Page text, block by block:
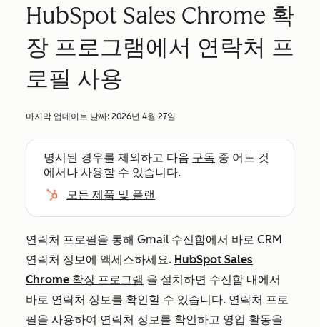
HubSpot Sales Chrome 확
장 프로그램에서 연락처 프
로필 사용
마지막 업데이트 날짜: 2026년 4월 27일
명시된 경우를 제외하고 다음 구독 중 어느 것
에서나 사용할 수 있습니다.
모든 제품 및 플랜
연락처 프로필을 통해 Gmail 수신함에서 바로 CRM
연락처 정보에 액세스하세요. HubSpot Sales
Chrome 확장 프로그램 을 설치하면 수신함 내에서
바로 연락처 정보를 확인할 수 있습니다. 연락처 프로
필을 사용하여 연락처 정보를 확인하고 영업 활동을